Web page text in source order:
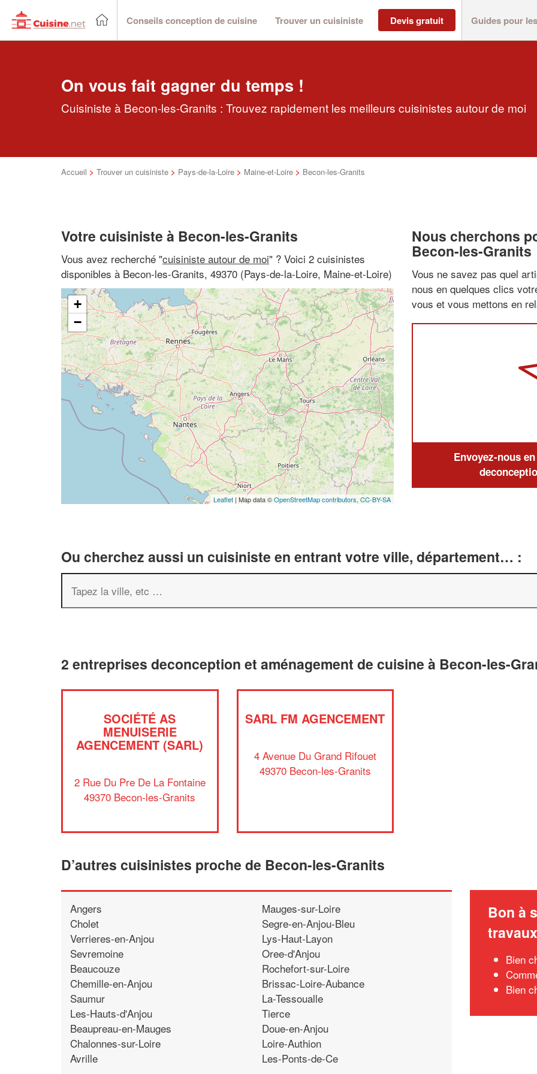
Conseils conception de cuisine Trouver un cuisiniste Devis gratuit Guides pour
On vous fait gagner du temps !
Cuisiniste à Becon-les-Granits : Trouvez rapidement les meilleurs cuisinistes autour de moi
Accueil > Trouver un cuisiniste > Pays-de-la-Loire > Maine-et-Loire > Becon-les-Granits
Votre cuisiniste à Becon-les-Granits
Vous avez recherché "cuisiniste autour de moi" ? Voici 2 cuisinistes
disponibles à Becon-les-Granits, 49370 (Pays-de-la-Loire, Maine-et-Loire)
+
−
Leaflet| Map data ©OpenStreetMap contributors,CC-BY-SA
Nous cherchons
Becon-les-Granits
Vous ne savez pas quel
nous en quelques clics
vous et vous mettons en
Envoyez-nous
Ou cherchez aussi un cuisiniste en entrant votre ville, département… :
2 entreprises deconception et aménagement de cuisine à Becon-les-
SOCIÉTÉ AS
MENUISERIE
AGENCEMENT (SARL)
2 Rue Du Pre De La Fontaine
49370 Becon-les-Granits
SARL FM AGENCEMENT
4 Avenue Du Grand Rifouet
49370 Becon-les-Granits
D’autres cuisinistes proche de Becon-les-Granits
Angers
Cholet
Verrieres-en-Anjou
Sevremoine
Beaucouze
Chemille-en-Anjou
Saumur
Les-Hauts-d'Anjou
Beaupreau-en-Mauges
Chalonnes-sur-Loire
Avrille
Mauges-sur-Loire
Segre-en-Anjou-Bleu
Lys-Haut-Layon
Oree-d'Anjou
Rochefort-sur-Loire
Brissac-Loire-Aubance
La-Tessoualle
Tierce
Doue-en-Anjou
Loire-Authion
Les-Ponts-de-Ce
Bon à
travaux
Bien
Bien